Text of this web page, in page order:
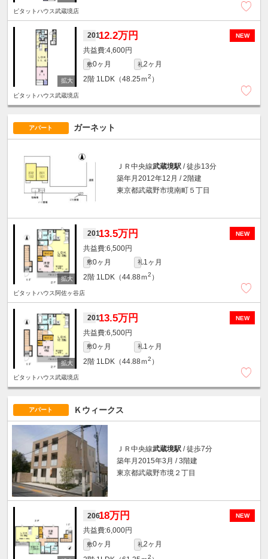
ピタットハウス武蔵境店
NEW
20112.2万円
4,600円
敷0ヶ月 礼2ヶ月
2階 1LDK（48.25ｍ2 ）
ピタットハウス武蔵境店
アパート ガーネット
ＪＲ中央線武蔵境駅 / 徒歩13分
築年月2012年12月 / 2階建
東京都武蔵野市境南町５丁目
NEW
20113.5万円
6,500円
敷0ヶ月 礼1ヶ月
2階 1LDK（44.88ｍ2 ）
ピタットハウス阿佐ヶ谷店
NEW
20113.5万円
6,500円
敷0ヶ月 礼1ヶ月
2階 1LDK（44.88ｍ2 ）
ピタットハウス武蔵境店
アパート Ｋウィークス
ＪＲ中央線武蔵境駅 / 徒歩7分
築年月2015年3月 / 3階建
東京都武蔵野市境２丁目
NEW
20618万円
6,000円
敷0ヶ月 礼2ヶ月
2